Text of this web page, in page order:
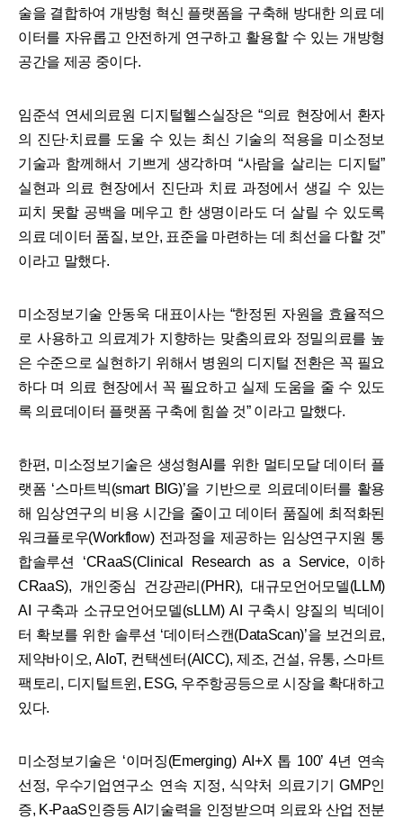
술을 결합하여 개방형 혁신 플랫폼을 구축해 방대한 의료 데
이터를 자유롭고 안전하게 연구하고 활용할 수 있는 개방형
공간을 제공 중이다.
임준석 연세의료원 디지털헬스실장은 “의료 현장에서 환자
의 진단·치료를 도울 수 있는 최신 기술의 적용을 미소정보
기술과 함께해서 기쁘게 생각하며 “사람을 살리는 디지털”
실현과 의료 현장에서 진단과 치료 과정에서 생길 수 있는
피치 못할 공백을 메우고 한 생명이라도 더 살릴 수 있도록
의료 데이터 품질, 보안, 표준을 마련하는 데 최선을 다할 것”
이라고 말했다.
미소정보기술 안동욱 대표이사는 “한정된 자원을 효율적으
로 사용하고 의료계가 지향하는 맞춤의료와 정밀의료를 높
은 수준으로 실현하기 위해서 병원의 디지털 전환은 꼭 필요
하다 며 의료 현장에서 꼭 필요하고 실제 도움을 줄 수 있도
록 의료데이터 플랫폼 구축에 힘쓸 것” 이라고 말했다.
한편, 미소정보기술은 생성형AI를 위한 멀티모달 데이터 플
랫폼 ‘스마트빅(smart BIG)’을 기반으로 의료데이터를 활용
해 임상연구의 비용 시간을 줄이고 데이터 품질에 최적화된
워크플로우(Workflow) 전과정을 제공하는 임상연구지원 통
합솔루션 ‘CRaaS(Clinical Research as a Service, 이하
CRaaS), 개인중심 건강관리(PHR), 대규모언어모델(LLM)
AI 구축과 소규모언어모델(sLLM) AI 구축시 양질의 빅데이
터 확보를 위한 솔루션 ‘데이터스캔(DataScan)’을 보건의료,
제약바이오, AIoT, 컨택센터(AICC), 제조, 건설, 유통, 스마트
팩토리, 디지털트윈, ESG, 우주항공등으로 시장을 확대하고
있다.
미소정보기술은 ‘이머징(Emerging) AI+X 톱 100’ 4년 연속
선정, 우수기업연구소 연속 지정, 식약처 의료기기 GMP인
증, K-PaaS인증등 AI기술력을 인정받으며 의료와 산업 전분